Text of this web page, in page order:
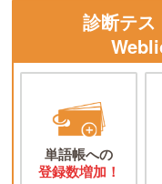
診断テス
単語帳への
登録数増加！